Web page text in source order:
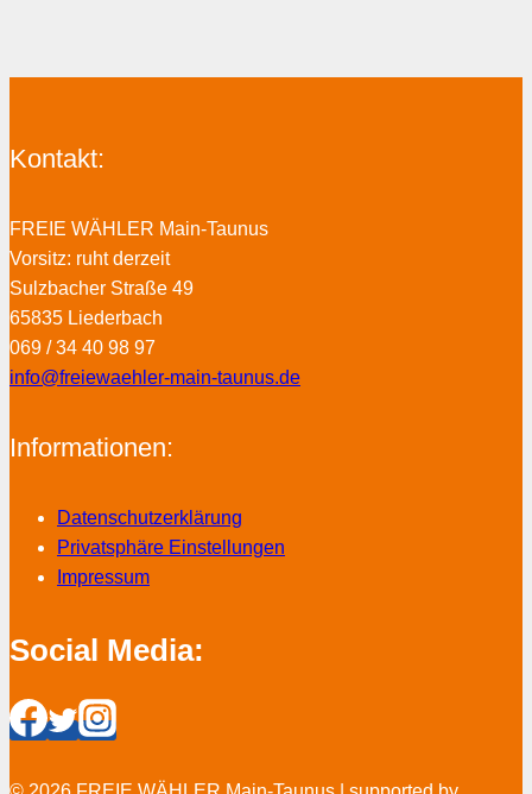
Kontakt:
FREIE WÄHLER Main-Taunus
Vorsitz: ruht derzeit
Sulzbacher Straße 49
65835 Liederbach
069 / 34 40 98 97
info@freiewaehler-main-taunus.de
Informationen:
Datenschutzerklärung
Privatsphäre Einstellungen
Impressum
Social Media: